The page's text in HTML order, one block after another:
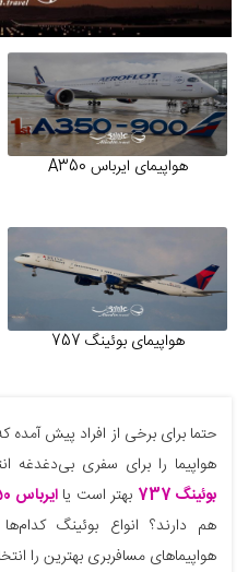
هواپیمای ایرباس A350
هواپیمای بوئینگ 757
حتما برای برخی از افراد پیش آمده
هواپیما را برای سفری بی‌دغدغه
بوئینگ 737
بهتر است یاایرباس A350
هم دارند؟ انواع بوئینگ
هواپیماهای مسافربری بهترین را